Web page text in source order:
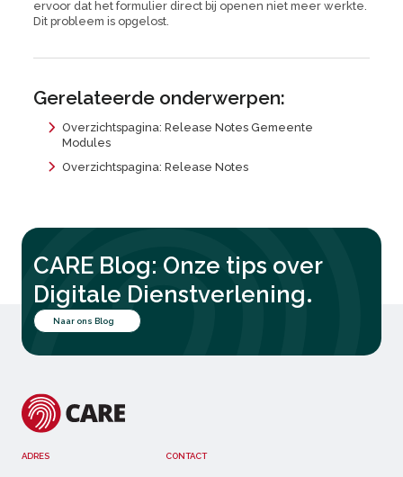
ervoor dat het formulier direct bij openen niet meer werkte.
Dit probleem is opgelost.
Gerelateerde onderwerpen:
Overzichtspagina: Release Notes Gemeente
Modules
Overzichtspagina: Release Notes
CARE Blog: Onze tips over
Digitale Dienstverlening.
Naar ons Blog
ADRES CONTACT